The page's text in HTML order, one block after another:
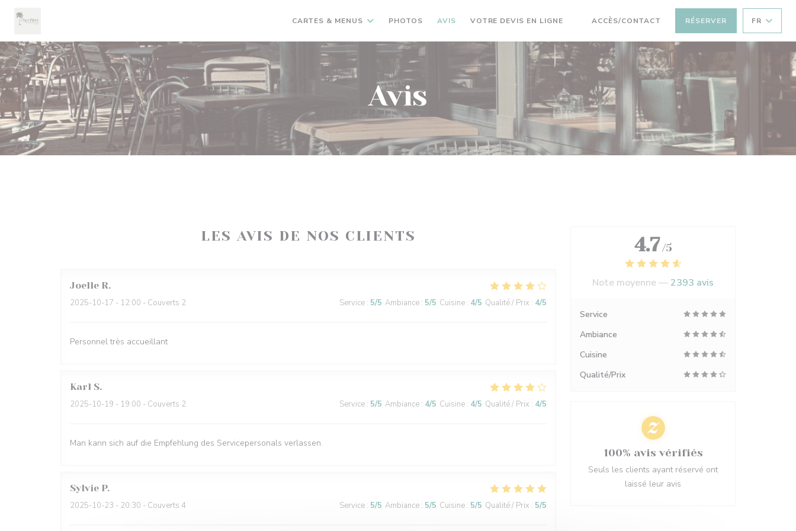
CARTES & MENUS PHOTOS AVIS VOTRE DEVIS EN LIGNE((OUVRE UNE NOUVELLE FENÊTRE))
ACCÈS/CONTACT RÉSERVER FR
Avis
LES AVIS DE NOS CLIENTS
Joelle R
2025-10-17 - 12:00 - Couverts 2 Service : 5/5 Ambiance : 5/5 Cuisine : 4/5 Qualité / Prix : 4/5
Personnel très accueillant
Karl S
2025-10-19 - 19:00 - Couverts 2 Service : 5/5 Ambiance : 4/5 Cuisine : 4/5 Qualité / Prix : 4/5
Man kann sich auf die Empfehlung des Servicepersonals verlassen.
Sylvie P
2025-10-23 - 20:30 - Couverts 4 Service : 5/5 Ambiance : 5/5 Cuisine : 5/5 Qualité / Prix : 5/5
4.7 /5
Note moyenne —2393 avis
Service
Ambiance
Cuisine
Qualité/Prix
100% avis vérifiés
Seuls les clients ayant réservé ont
laissé leur avis